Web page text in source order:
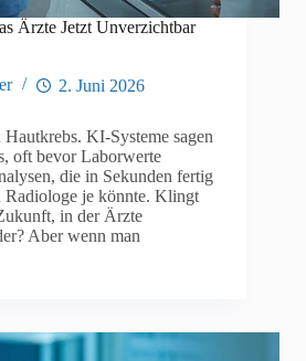
Ärzte Jetzt Unverzichtbar
2. Juni 2026
KI-Systeme sagen
oft bevor Laborwerte
die in Sekunden fertig
Radiologe je könnte. Klingt
in der Ärzte
Aber wenn man